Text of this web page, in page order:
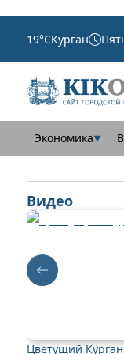
19°CКурган
Экономика▼
Видео
Цветущий Курган